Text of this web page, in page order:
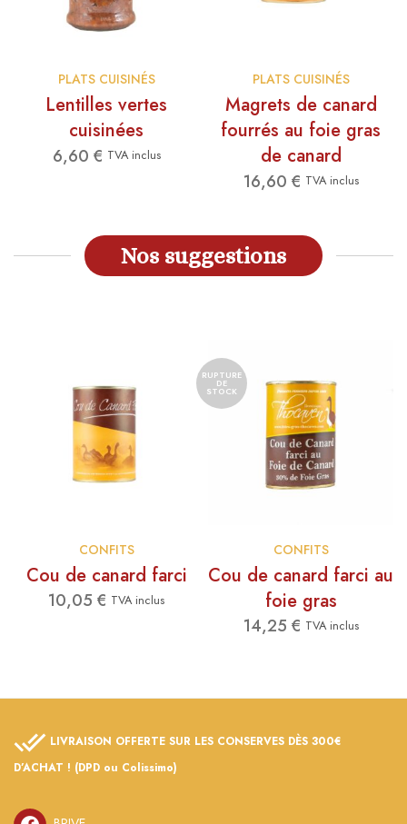
PLATS CUISINÉS
Lentilles vertes
cuisinées
6,60 € TVA inclus
PLATS CUISINÉS
Magrets de canard
fourrés au foie gras
de canard
16,60 € TVA inclus
Nos suggestions
CONFITS
Cou de canard farci
10,05 € TVA inclus
RUPTURE
DE
STOCK
CONFITS
Cou de canard farci au
foie gras
14,25 € TVA inclus
LIVRAISON OFFERTE SUR LES CONSERVES DÈS 300€
D’ACHAT ! (DPD ou Colissimo)